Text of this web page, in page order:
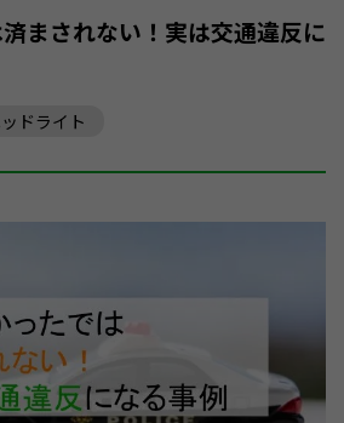
まされない！実は交通違反に
ドライト